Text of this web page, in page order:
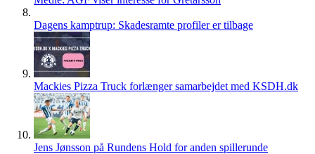
Dagens kamptrup: Skadesramte profiler er tilbage
Mackies Pizza Truck forlænger samarbejdet med KSDH.dk
Jens Jønsson på Rundens Hold for anden spillerunde